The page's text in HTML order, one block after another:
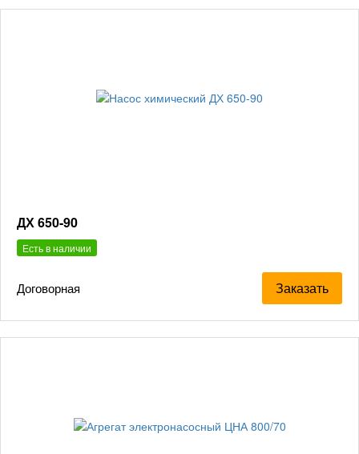
ДХ 650-90
Есть в наличии
Договорная Заказать